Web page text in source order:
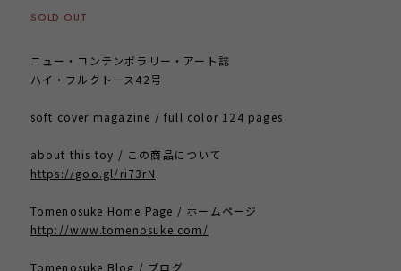
SOLD OUT
ニュー・コンテンポラリー・アート誌
ハイ・フルクトース42号
soft cover magazine / full color 124 pages
about this toy / この商品について
https://goo.gl/ri73rN
Tomenosuke Home Page / ホームページ
http://www.tomenosuke.com/
Tomenosuke Blog / ブログ